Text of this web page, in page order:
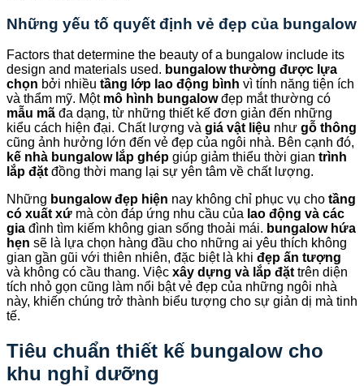
Những yếu tố quyết định vẻ đẹp của bungalow
Factors that determine the beauty of a bungalow include its
design and materials used. bungalow thường được lựa
chọn bởi nhiều tầng lớp lao động bình vì tính năng tiện ích
và thẩm mỹ. Một mô hình bungalowđẹp mắt thường có
mẫu mã đa dạng, từ những thiết kế đơn giản đến những
kiểu cách hiện đại. Chất lượng và giá vật liệu như gỗ thông
cũng ảnh hưởng lớn đến vẻ đẹp của ngôi nhà. Bên cạnh đó,
kế nhà bungalow lắp ghép giúp giảm thiểu thời gian trình
lắp đặt đồng thời mang lại sự yên tâm về chất lượng.
Những bungalow đẹp hiện nay không chỉ phục vụ cho tầng
có xuất xứ mà còn đáp ứng nhu cầu của lao động và các
gia đình tìm kiếm không gian sống thoải mái. bungalow hứa
hẹn sẽ là lựa chọn hàng đầu cho những ai yêu thích không
gian gần gũi với thiên nhiên, đặc biệt là khi đẹp ấn tượng
và không có cầu thang. Việc xây dựng và lắp đặt trên diện
tích nhỏ gọn cũng làm nổi bật vẻ đẹp của những ngôi nhà
này, khiến chúng trở thành biểu tượng cho sự giản dị mà tinh
tế.
Tiêu chuẩn thiết kế bungalow cho
khu nghỉ dưỡng